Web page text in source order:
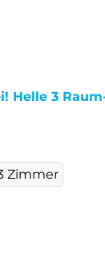
Helle 3
Zimmer